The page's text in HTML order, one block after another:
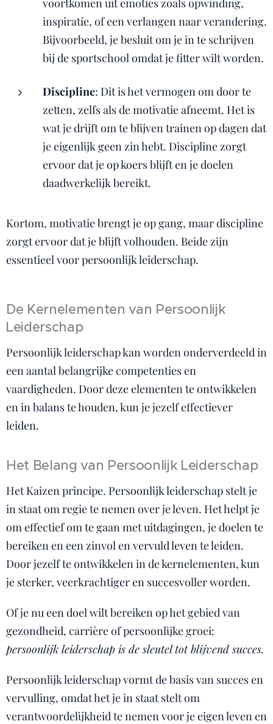
inspiratie, of een verlangen naar verandering.
Bijvoorbeeld, je besluit om je in te schrijven
bij de sportschool omdat je fitter wilt worden.
Discipline: Dit is het vermogen om door te
zetten, zelfs als de motivatie afneemt. Het is
wat je drijft om te blijven trainen op dagen dat
je eigenlijk geen zin hebt. Discipline zorgt
ervoor dat je op koers blijft en je doelen
daadwerkelijk bereikt.
Kortom, motivatie brengt je op gang, maar discipline
zorgt ervoor dat je blijft volhouden. Beide zijn
essentieel voor persoonlijk leiderschap.
De Kernelementen van Persoonlijk
Leiderschap
Persoonlijk leiderschap kan worden onderverdeeld in
een aantal belangrijke competenties en
vaardigheden. Door deze elementen te ontwikkelen
en in balans te houden, kun je jezelf effectiever
leiden.
Het Belang van Persoonlijk Leiderschap
Het Kaizen principe. Persoonlijk leiderschap stelt je
in staat om regie te nemen over je leven. Het helpt je
om effectief om te gaan met uitdagingen, je doelen te
bereiken en een zinvol en vervuld leven te leiden.
Door jezelf te ontwikkelen in de kernelementen, kun
je sterker, veerkrachtiger en succesvoller worden.
Of je nu een doel wilt bereiken op het gebied van
gezondheid, carrière of persoonlijke groei:
persoonlijk leiderschap is de sleutel tot blijvend succes.
Persoonlijk leiderschap vormt de basis van succes en
vervulling, omdat het je in staat stelt om
verantwoordelijkheid te nemen voor je eigen leven en